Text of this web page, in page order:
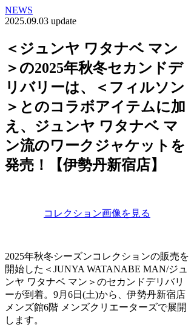
NEWS
2025.09.03 update
＜ジュンヤ ワタナベ マン
＞の2025年秋冬セカンドデ
リバリーは、＜フィルソン
＞とのコラボアイテムに加
え、ジュンヤ ワタナベ マ
ン流のワークジャケットを
発売！【伊勢丹新宿店】
コレクション画像を見る
2025年秋冬シーズンコレクションの販売を
開始した＜JUNYA WATANABE MAN/ジュ
ンヤ ワタナベ マン＞のセカンドデリバリ
ーが到着。9月6日(土)から、伊勢丹新宿店
メンズ館6階 メンズクリエーターズで展開
します。